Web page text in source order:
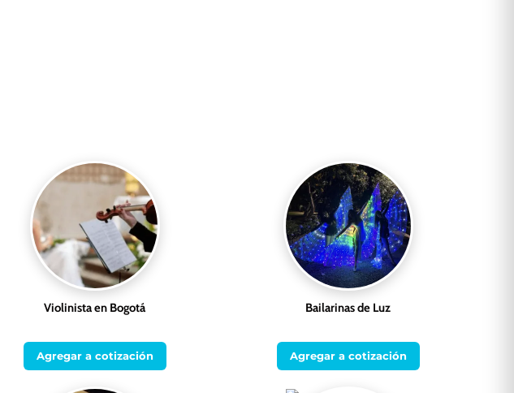
Violinista en Bogotá
Agregar a cotización
Bailarinas de Luz
Agregar a cotización